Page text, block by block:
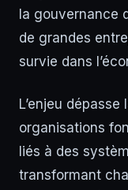
la gouvernance
de grandes
survie dans
L’enjeu
organisations
liés à des
transformant